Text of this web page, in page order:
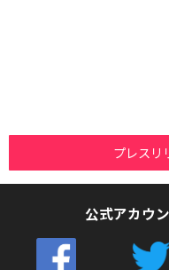
プレスリ
公式アカウ